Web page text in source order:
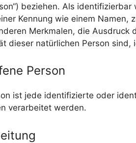
beziehen. Als
Kennung wie einem Namen,
Merkmalen, die
dieser natürlichen Person
Person
ist jede identifizierte oder
verarbeitet werden.